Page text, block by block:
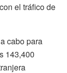
el tráfico de
cabo para
143,400